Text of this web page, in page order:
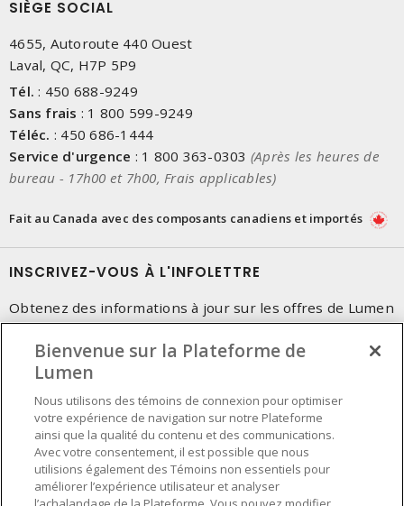
SIÈGE SOCIAL
4655, Autoroute 440 Ouest
Laval, QC, H7P 5P9
Tél. : 450 688-9249
Sans frais : 1 800 599-9249
Téléc. : 450 686-1444
Service d'urgence : 1 800 363-0303 (Après les heures de
bureau - 17h00 et 7h00, Frais applicables)
Fait au Canada avec des composants canadiens et importés
INSCRIVEZ-VOUS À L'INFOLETTRE
Obtenez des informations à jour sur les offres de Lumen
Bienvenue sur la Plateforme de
Lumen
Nous utilisons des témoins de connexion pour optimiser
votre expérience de navigation sur notre Plateforme
ainsi que la qualité du contenu et des communications.
Avec votre consentement, il est possible que nous
utilisions également des Témoins non essentiels pour
améliorer l’expérience utilisateur et analyser